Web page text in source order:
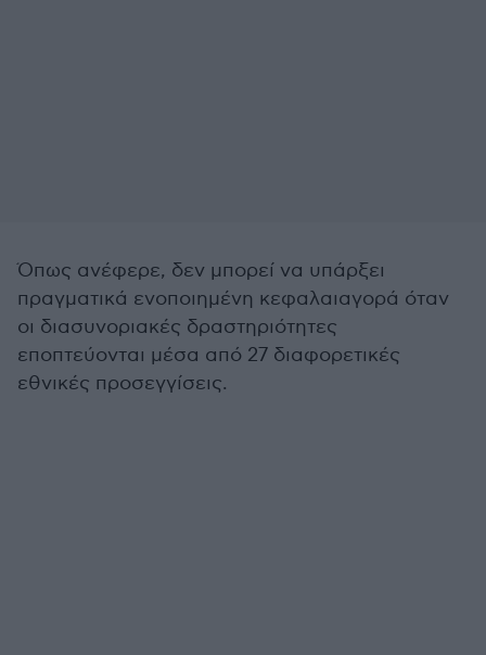
Όπως ανέφερε, δεν μπορεί να υπάρξει
πραγματικά ενοποιημένη κεφαλαιαγορά όταν
οι διασυνοριακές δραστηριότητες
εποπτεύονται μέσα από 27 διαφορετικές
εθνικές προσεγγίσεις.